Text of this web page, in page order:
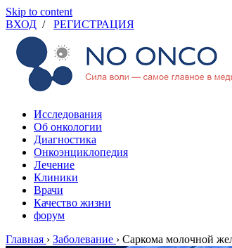
Skip to content
ВХОД / РЕГИСТРАЦИЯ
Исследования
Об онкологии
Диагностика
Онкоэнциклопедия
Лечение
Клиники
Врачи
Качество жизни
форум
Главная › Заболевание › Саркома молочной